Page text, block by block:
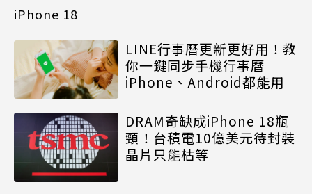
iPhone 18
LINE行事曆更新更好用！教
你一鍵同步手機行事曆
iPhone、Android都能用
DRAM奇缺成iPhone 18瓶
頸！台積電10億美元待封裝
晶片只能枯等